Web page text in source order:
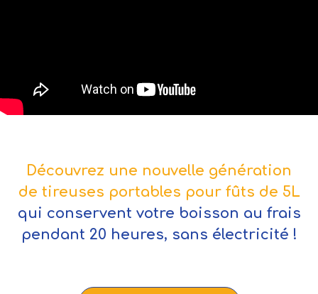
Découvrez une nouvelle génération
de tireuses portables pour fûts de 5L
qui conservent votre boisson au frais
pendant 20 heures, sans électricité !